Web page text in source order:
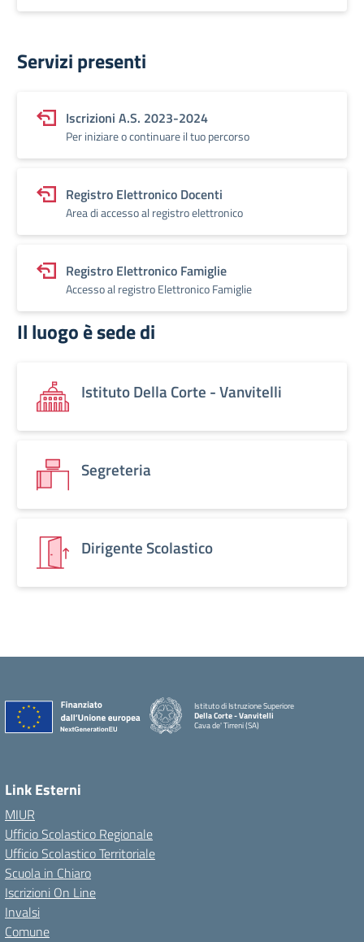
Servizi presenti
Iscrizioni A.S. 2023-2024
Per iniziare o continuare il tuo percorso
Registro Elettronico Docenti
Area di accesso al registro elettronico
Registro Elettronico Famiglie
Accesso al registro Elettronico Famiglie
Il luogo è sede di
Istituto Della Corte - Vanvitelli
Segreteria
Dirigente Scolastico
Istituto di Istruzione Superiore
Della Corte - Vanvitelli
Cava de' Tirreni (SA)
Link Esterni
MIUR
Ufficio Scolastico Regionale
Ufficio Scolastico Territoriale
Scuola in Chiaro
Iscrizioni On Line
Invalsi
Comune